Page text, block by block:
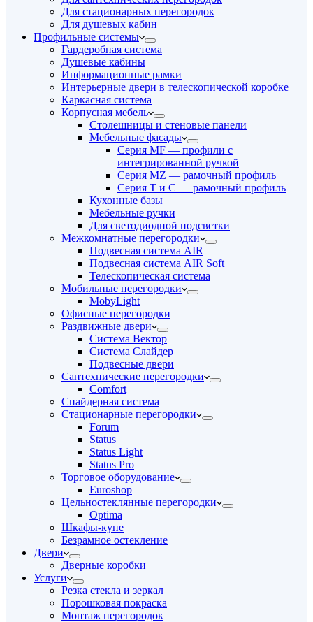
Для стационарных перегородок
Для душевых кабин
Профильные системы
Гардеробная система
Душевые кабины
Информационные рамки
Интерьерные двери в телескопической коробке
Каркасная система
Корпусная мебель
Столешницы и стеновые панели
Мебельные фасады
Серия MF — профили с
интегрированной ручкой
Серия MZ — рамочный профиль
Серия T и C — рамочный профиль
Кухонные базы
Мебельные ручки
Для светодиодной подсветки
Межкомнатные перегородки
Подвесная система AIR
Подвесная система AIR Soft
Телескопическая система
Мобильные перегородки
MobyLight
Офисные перегородки
Раздвижные двери
Система Вектор
Система Слайдер
Подвесные двери
Сантехнические перегородки
Comfort
Спайдерная система
Стационарные перегородки
Forum
Status
Status Light
Status Pro
Торговое оборудование
Euroshop
Цельностеклянные перегородки
Optima
Шкафы-купе
Безрамное остекление
Двери
Дверные коробки
Услуги
Резка стекла и зеркал
Порошковая покраска
Монтаж перегородок